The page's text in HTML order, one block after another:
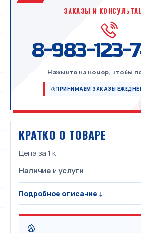
ЗАКАЗЫ И
8-983-123-
Нажмите на номер, чтобы
ПРИНИМАЕМ ЗАКАЗЫ
КРАТКО О ТОВАРЕ
Цена за 1 кг
Наличие и услуги
Подробное описание ↓